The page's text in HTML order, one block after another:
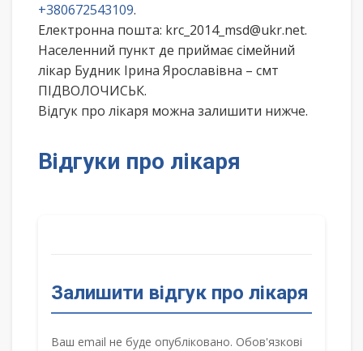
+380672543109.
Електронна пошта: krc_2014_msd@ukr.net.
Населенний пункт де приймає сімейний
лікар Будник Ірина Ярославівна – смт
ПІДВОЛОЧИСЬК.
Відгук про лікаря можна залишити нижче.
Відгуки про лікаря
Залишити відгук про лікаря
Ваш email не буде опубліковано. Обов'язкові